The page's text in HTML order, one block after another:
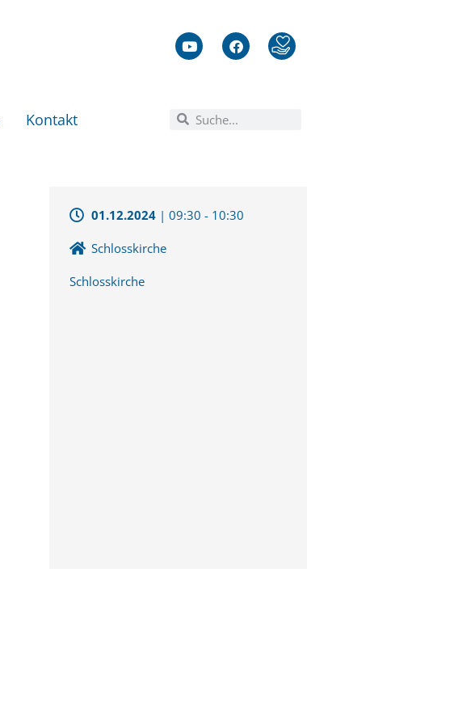
Kontakt
01.12.2024 |09:30 - 10:30
Schlosskirche
Schlosskirche